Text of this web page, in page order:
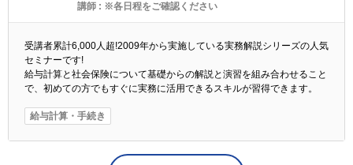
講師 : ※各日程をご確認ください
受講者累計6,000人超!2009年から実施している実務解説シリーズの人気
セミナーです!
給与計算と社会保険について基礎からの解説と演習を組み合わせること
で、初めての方でもすぐに実務に活用できるスキルが習得できます。
給与計算・手続き